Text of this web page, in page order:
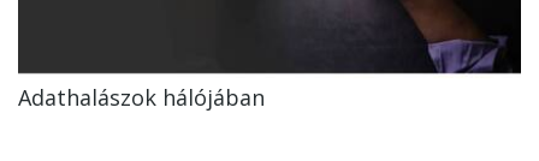
Adathalászok hálójában